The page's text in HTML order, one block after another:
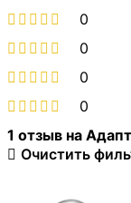
0
0
0
0
1 отзыв на
Очистить